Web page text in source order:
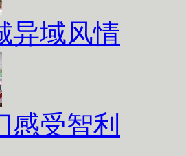
异域风情
感受智利